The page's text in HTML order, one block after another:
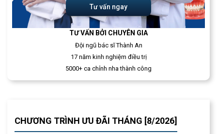
Tư vấn ngay
TƯ VẤN BỞI CHUYÊN GIA
Đội ngũ bác sĩ Thành An
17 năm kinh nghiệm điều trị
5000+ ca chỉnh nha thành công
CHƯƠNG TRÌNH ƯU ĐÃI THÁNG [8/2026]